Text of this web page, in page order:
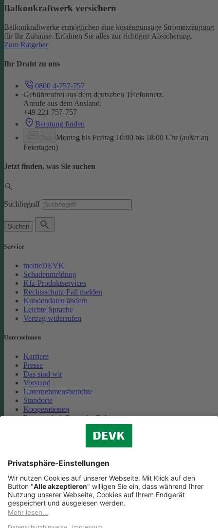
Balkonkraftwerk versichern
Balkonkraftwerke ermöglichen eine kostengünstige Stromerzeugung
für Ihr Zuhause. Erfahren Sie alles zur richtigen Absicherung.
Zum Ratgeber
Ihr Draht zu uns
0800 4-757-757
Gebührenfrei aus dem deutschen Telefonnetz.
Anrufe aus dem Ausland:
+49 221 757-757
Beratung finden
Montag bis Freitag 10:00 bis 18:00 Uhr (außer an
Feiertagen)
Jetzt finden, was Sie suchen
Suchbegriff
Suchen
Service
meineDEVK
Schadenmeldung
Kfz-Produktservices
Rechtsschutz-Fall melden
Kundendaten ändern
Leichte Sprache
Vertrag widerrufen
Unternehmen
Karriere
Presse
Das sind wir
Vorstand
Unternehmensberichte
Standorte
Kooperationen
Partnerschaft Deutsche Bahn
Cookie-Einstellungen
Datenschutz
Impressum
Streitbeilegung